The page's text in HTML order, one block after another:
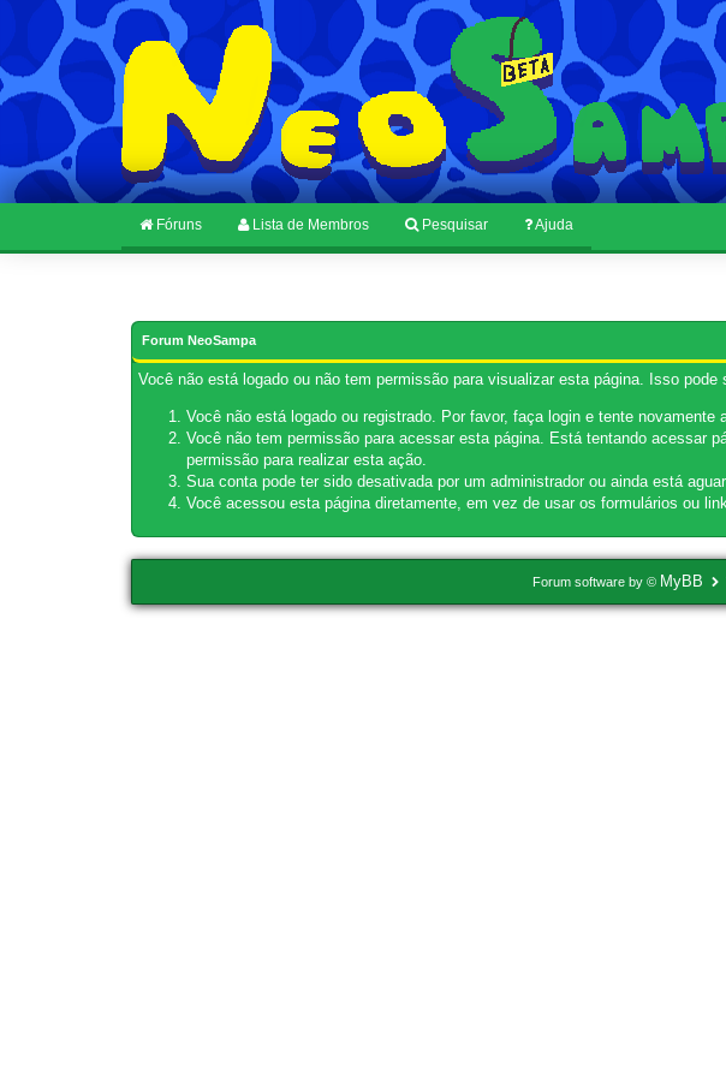
Fóruns Lista de Membros Pesquisar Ajuda
Forum NeoSampa
Você não está logado ou não tem permissão para visualizar esta página. Isso
Você não está logado ou registrado. Por favor, faça login e tente novamente
Você não tem permissão para acessar esta página. Está tentando acessar
permissão para realizar esta ação.
Sua conta pode ter sido desativada por um administrador ou ainda está
Você acessou esta página diretamente, em vez de usar os formulários ou
Forum software by © MyBB